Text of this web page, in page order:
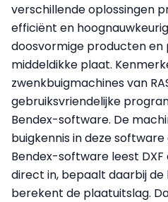
verschillende oplossingen
efficiënt en
doosvormige producten en
middeldikke plaat.
zwenkbuigmachines van
gebruiksvriendelijke
Bendex-software. De
buigkennis in deze
Bendex-software leest DXF
direct in, bepaalt daarbij de
berekent de plaatuitslag.